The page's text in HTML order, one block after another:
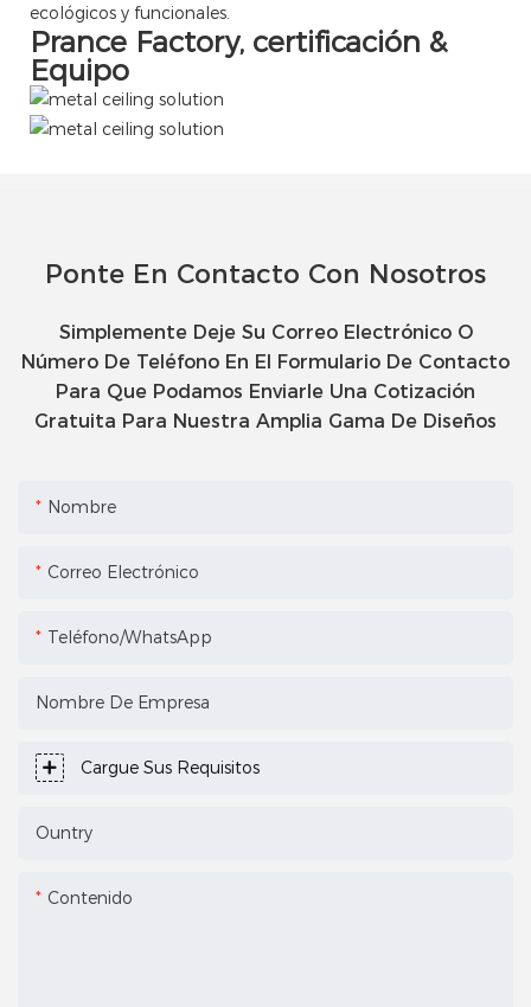
ecológicos y funcionales.
Prance Factory, certificación &
Equipo
Ponte En Contacto Con Nosotros
Simplemente Deje Su Correo Electrónico O
Número De Teléfono En El Formulario De Contacto
Para Que Podamos Enviarle Una Cotización
Gratuita Para Nuestra Amplia Gama De Diseños
Nombre
Correo Electrónico
Teléfono/WhatsApp
Nombre De Empresa
Cargue Sus Requisitos
Ountry
Contenido